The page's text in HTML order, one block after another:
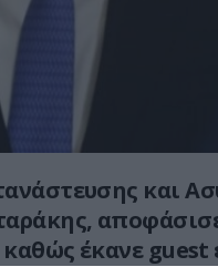
και
καθώς έκανε